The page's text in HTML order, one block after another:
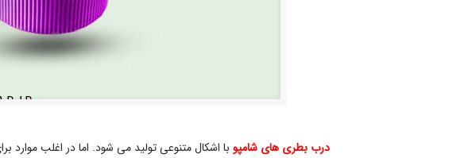
درب بطری های شامپوبا اشکال متنوعی تولید می شود. اما در اغلب موارد